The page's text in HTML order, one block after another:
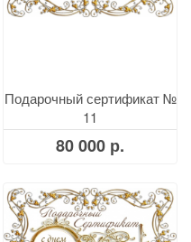
Подарочный сертификат №
11
80 000 р.